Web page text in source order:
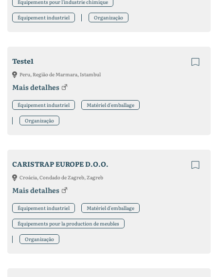
Équipements pour l'industrie chimique
Équipement industriel Organização
Teste1
Peru, Região de Marmara, Istambul
Mais detalhes
Équipement industriel Matériel d'emballage
Organização
CARISTRAP EUROPE D.O.O.
Croácia, Condado de Zagreb, Zagreb
Mais detalhes
Équipement industriel Matériel d'emballage
Équipements pour la production de meubles
Organização